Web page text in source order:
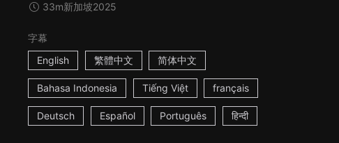
33m新加坡2025
字幕
English
繁體中文 简体中文
Bahasa Indonesia Tiếng Việt français
Deutsch Español Português हिन्दी